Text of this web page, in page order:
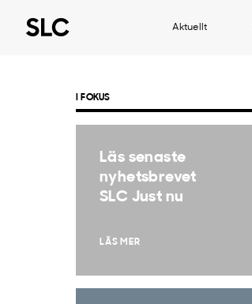
Aktuellt
I FOKUS
Läs senaste
nyhetsbrevet
SLC Just nu
LÄS MER